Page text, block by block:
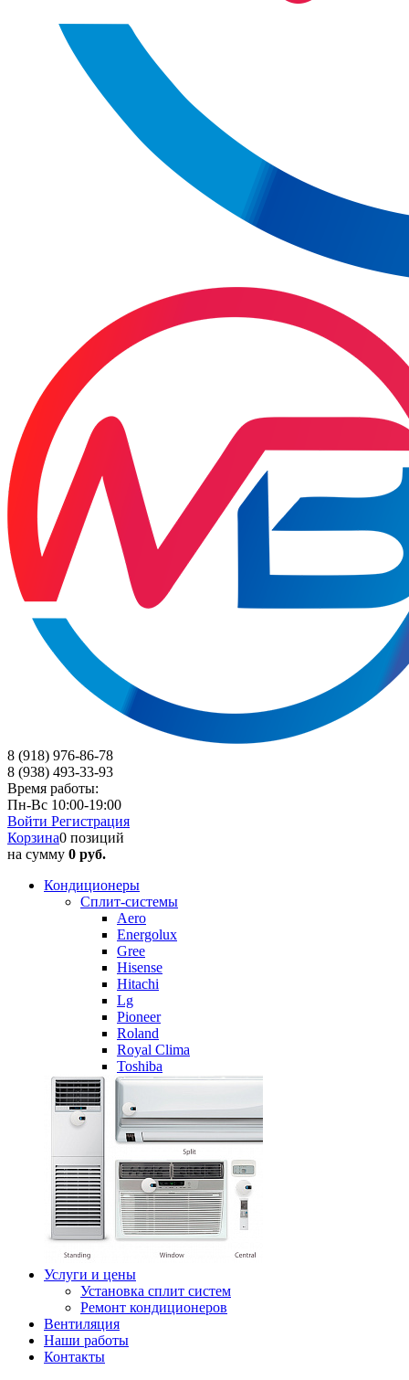
8 (918) 976-86-78
8 (938) 493-33-93
Время работы:
Пн-Вс 10:00-19:00
Войти Регистрация
Корзина0 позиций
на сумму 0 руб.
Кондиционеры
Сплит-системы
Aero
Energolux
Gree
Hisense
Hitachi
Lg
Pioneer
Roland
Royal Clima
Toshiba
Услуги и цены
Установка сплит систем
Ремонт кондиционеров
Вентиляция
Наши работы
Контакты